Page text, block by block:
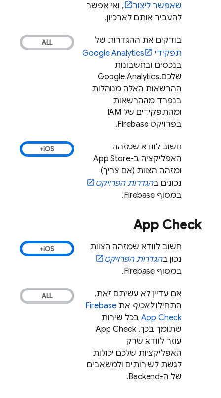
שאפשר ליצור
, ואי אפשר
להעביר אותם לארכיון.
בודקים את ההגדרות של
תפקידי
Google Analytics
בנכסים ובחשבונות
שלכם.Google Analytics
ההרשאות האלה מנוהלות
בנפרד מההרשאות
ומהתפקידים של IAM
בפרויקט Firebase.
חשוב לוודא שמזהה
האפליקציה ב-App Store
ומזהה הצוות (אם צריך)
נכונים בהגדרות הפרויקט
במסוף Firebase
.
App Check
חשוב לוודא שמזהה הצוות
נכון בהגדרות הפרויקט
במסוף Firebase
.
אם עדיין לא עשיתם זאת,
התחילולאכוף את Firebase
App Check בכל שירות
שתומך בכך. ‫ App Check
עוזר לוודא שרק
האפליקציות שלכם יכולות
לגשת לשירותים ולמשאבים
של ה-Backend.